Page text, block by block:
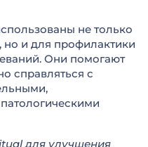
не только
и для профилактики
Они помогают
справляться с
для улучшения